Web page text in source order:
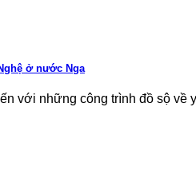
ở nước Nga
với những công trình đồ sộ về